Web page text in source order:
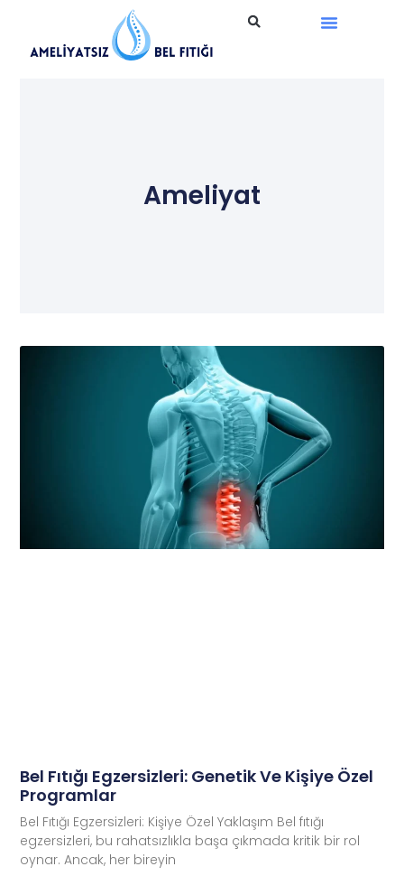
Ameliyat
Bel Fıtığı Egzersizleri: Genetik Ve Kişiye Özel
Programlar
Bel Fıtığı Egzersizleri: Kişiye Özel Yaklaşım Bel fıtığı
egzersizleri, bu rahatsızlıkla başa çıkmada kritik bir rol
oynar. Ancak, her bireyin